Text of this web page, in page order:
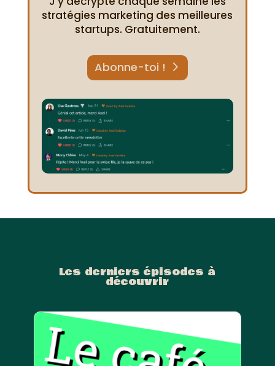
stratégies marketing des meilleures
startups. Gratuitement.
Abonne-toi !
Les derniers épisodes à
découvrir